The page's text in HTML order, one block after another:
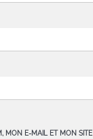
MON E-MAIL ET MON